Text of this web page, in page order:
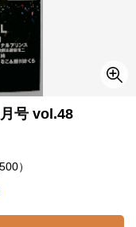
号 vol.48
）